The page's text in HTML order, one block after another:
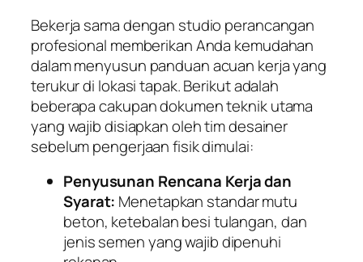
Bekerja sama dengan studio perancangan
profesional memberikan Anda kemudahan
dalam menyusun panduan acuan kerja yang
terukur di lokasi tapak. Berikut adalah
beberapa cakupan dokumen teknik utama
yang wajib disiapkan oleh tim desainer
sebelum pengerjaan fisik dimulai:
Penyusunan Rencana Kerja dan
Syarat: Menetapkan standar mutu
beton, ketebalan besi tulangan, dan
jenis semen yang wajib dipenuhi